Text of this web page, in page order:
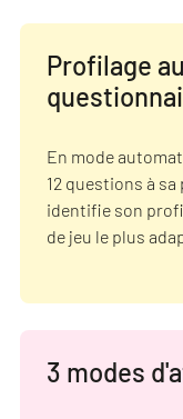
Profilage
En mode
12 questions à
identifie son
de jeu le plus
3 modes